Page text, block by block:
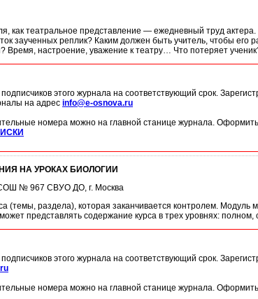
как театральное представление — ежедневный труд
заученных реплик? Каким должен быть учитель, чтобы его
Время, настроение, уважение к театру… Что потеряет
этого журнала на соответствующий срок.
на адрес info@e-osnova.ru
номера можно на главной станице журнала.
НА УРОКАХ БИОЛОГИИ
СОШ № 967 СВУО ДО, г. Москва
(темы, раздела), которая заканчивается контролем.
представлять содержание курса в трех уровнях: полном,
этого журнала на соответствующий срок.
номера можно на главной станице журнала.